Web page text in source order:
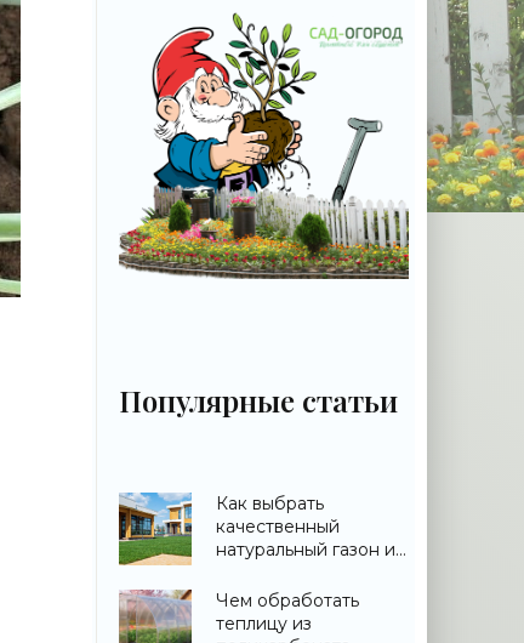
Популярные статьи
Как выбрать
качественный
натуральный газон и
Чем обработать
теплицу из